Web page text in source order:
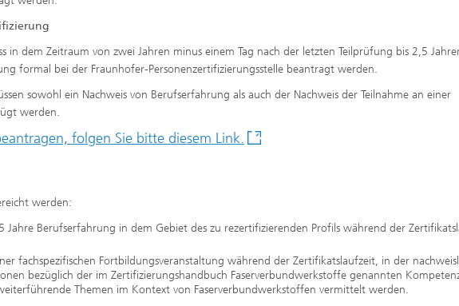
in dem Zeitraum von zwei Jahren minus einem Tag nach der letzten Teilprüfung bis 2,5
formal bei der Fraunhofer-Personenzertifizierungsstelle beantragt werden.
sowohl ein Nachweis von Berufserfahrung als auch der Nachweis der Teilnahme an einer
werden.
folgen Sie bitte diesem Link.
werden:
Jahre Berufserfahrung in dem Gebiet des zu rezertifizierenden Profils während der
fachspezifischen Fortbildungsveranstaltung während der Zertifikatslaufzeit, in der
bezüglich der im Zertifizierungshandbuch Faserverbundwerkstoffe genannten
Themen im Kontext von Faserverbundwerkstoffen vermittelt werden.